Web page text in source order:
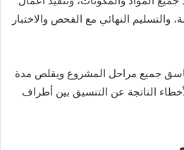
والتسليم النهائي مع الفحص والاختبار
جميع مراحل المشروع ويقلص مدة
الناتجة عن التنسيق بين أطراف